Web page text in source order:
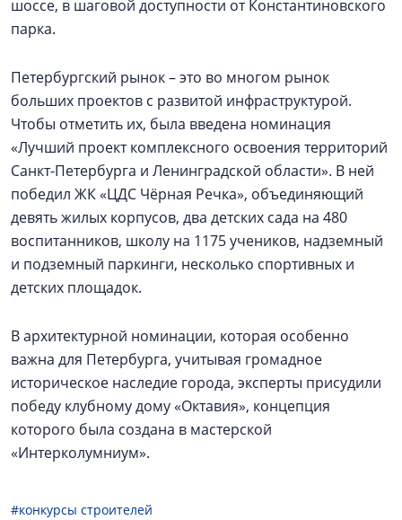
шоссе, в шаговой доступности от Константиновского
парка.
Петербургский рынок – это во многом рынок
больших проектов с развитой инфраструктурой.
Чтобы отметить их, была введена номинация
«Лучший проект комплексного освоения территорий
Санкт-Петербурга и Ленинградской области». В ней
победил ЖК «ЦДС Чёрная Речка», объединяющий
девять жилых корпусов, два детских сада на 480
воспитанников, школу на 1175 учеников, надземный
и подземный паркинги, несколько спортивных и
детских площадок.
В архитектурной номинации, которая особенно
важна для Петербурга, учитывая громадное
историческое наследие города, эксперты присудили
победу клубному дому «Октавия», концепция
которого была создана в мастерской
«Интерколумниум».
#конкурсы строителей